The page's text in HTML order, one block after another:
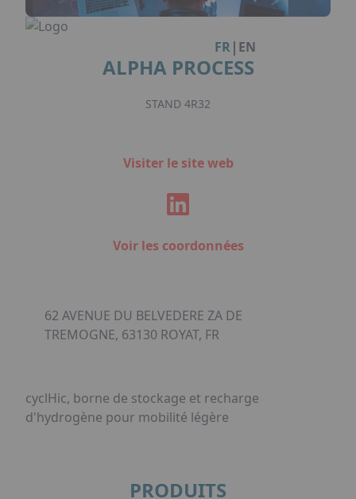
Organisation de Salons à Metz
Qui sommes-nous ?
Accéder au complexe
Nos références
Politique RSE
Notre plaquette commerciale
FR | EN
ALPHA PROCESS
STAND 4R32
Visiter le site web
Voir les coordonnées
62 AVENUE DU BELVEDERE ZA DE
TREMOGNE, 63130 ROYAT, FR
cyclHic, borne de stockage et recharge
d'hydrogène pour mobilité légère
PRODUITS